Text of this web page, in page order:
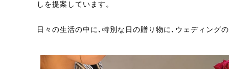
しを提案しています。
日々の生活の中に､特別な日の贈り物に､ウェディング